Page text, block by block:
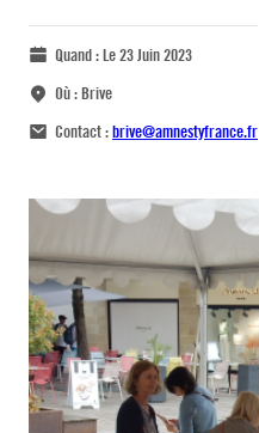
Quand :Le 23 Juin 2023
Où :Brive
Contact :brive@amnestyfrance.fr